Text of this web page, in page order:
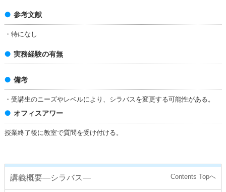
参考文献
・特になし
実務経験の有無
備考
・受講生のニーズやレベルにより、シラバスを変更する可能性がある。
オフィスアワー
授業終了後に教室で質問を受け付ける。
講義概要―シラバス―